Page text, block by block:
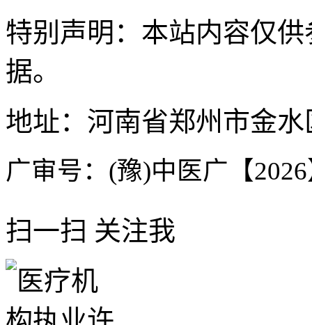
特别声明：本站内容仅
据。
地址：河南省郑州市金
广审号：(豫)中医广【
扫一扫 关注我